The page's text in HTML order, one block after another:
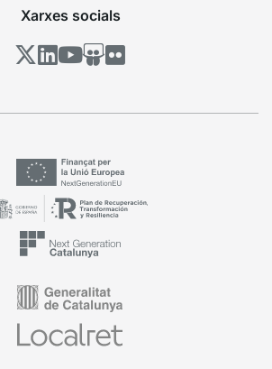
Xarxes socials